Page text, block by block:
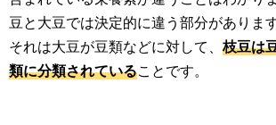
豆と大豆では決定的に違う部分があります
それは大豆が豆類などに対して、 枝豆は
類に分類されていることです。